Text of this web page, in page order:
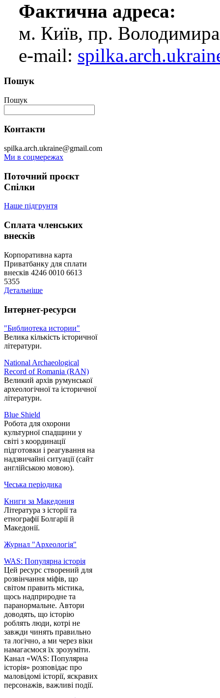
Фактична адреса:
м. Київ, пр.
e-mail:
Пошук
Пошук
Контакти
spilka.arch.ukraine@gmail.com
Ми в соцмережах
Поточний проєкт
Спілки
Наше підгрунтя
Сплата членських
внесків
Корпоративна карта
Приватбанку для сплати
внесків 4246 0010 6613
5355
Детальніше
Інтернет-ресурси
"Библиотека истории"
Велика кількість історичної
літератури.
National Archaeological
Record of Romania (RAN)
Великий архів румунської
археологічної та історичної
літератури.
Blue Shield
Робота для охорони
культурної спадщини у
світі з координації
підготовки і реагування на
надзвичайні ситуації (сайт
англійською мовою).
Чеська періодика
Книги за Македония
Література з історії та
етнографії Болгарії й
Македонії.
Журнал "Археологія"
WAS: Популярна історія
Цей ресурс створений для
розвінчання міфів, що
світом править містика,
щось надприродне та
паранормальне. Автори
доводять, що історію
роблять люди, котрі не
завжди чинять правильно
та логічно, а ми через віки
намагаємося їх зрозуміти.
Канал «WAS: Популярна
історія» розповідає про
маловідомі історії, яскравих
персонажів, важливі події.